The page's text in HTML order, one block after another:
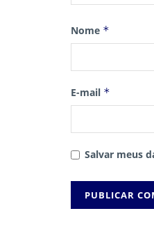
Nome *
E-mail *
Salvar meus